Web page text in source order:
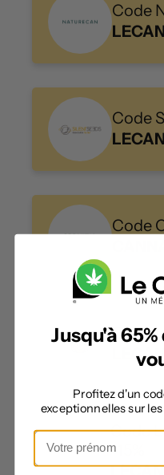
Code
Code
Code
Code
Code
-15%
Jusqu'à
Profitez d'un
exceptionnelles sur